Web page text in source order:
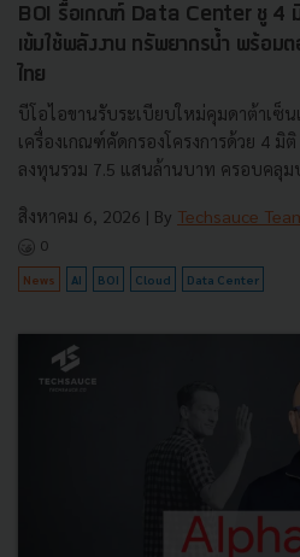
BOI รื้อเกณฑ์ Data Center ชู 4
เข้มใช้พลังงาน ทรัพยากรน้ำ พร้อมต
ไทย
บีโอไอขานรับระเบียบใหม่คุมดาต้าเซ็
เครื่องเกณฑ์คัดกรองโครงการด้วย 4 มิ
ลงทุนรวม 7.5 แสนล้านบาท ครอบคลุม
สิงหาคม 6, 2026 | By Techsauce
0
News AI BOI Cloud Data Center